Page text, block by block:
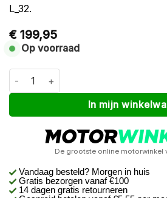
L_32.
€ 199,95
Op voorraad
Macna Portola slim fit Grijs L_32 aantal
In mijn
Alternative:
De grootste online motorwinkel
Vandaag besteld? Morgen in huis
Gratis bezorgen vanaf €100
14 dagen gratis retourneren